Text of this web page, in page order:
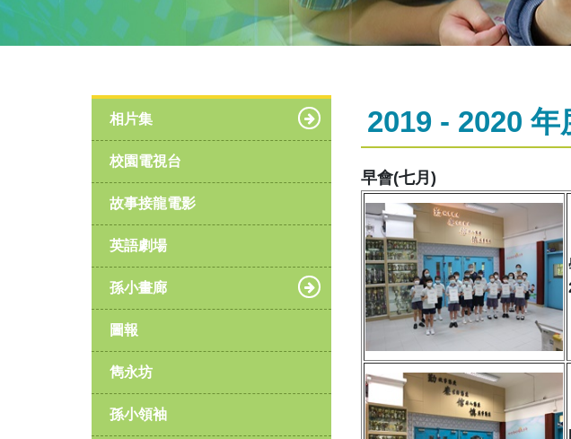
相片集
校園電視台
故事接龍電影
英語劇場
孫小畫廊
圖報
雋永坊
孫小領袖
2019 - 2020 年
早會(七月)